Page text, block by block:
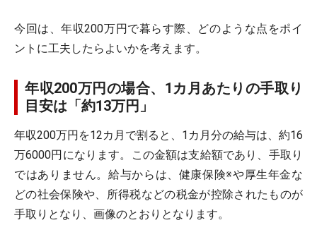
今回は、年収200万円で暮らす際、どのような点をポイ
ントに工夫したらよいかを考えます。
年収200万円の場合、1カ月あたりの手取り
目安は「約13万円」
年収200万円を12カ月で割ると、1カ月分の給与は、約16
万6000円になります。この金額は支給額であり、手取り
ではありません。給与からは、健康保険※や厚生年金な
どの社会保険や、所得税などの税金が控除されたものが
手取りとなり、画像のとおりとなります。